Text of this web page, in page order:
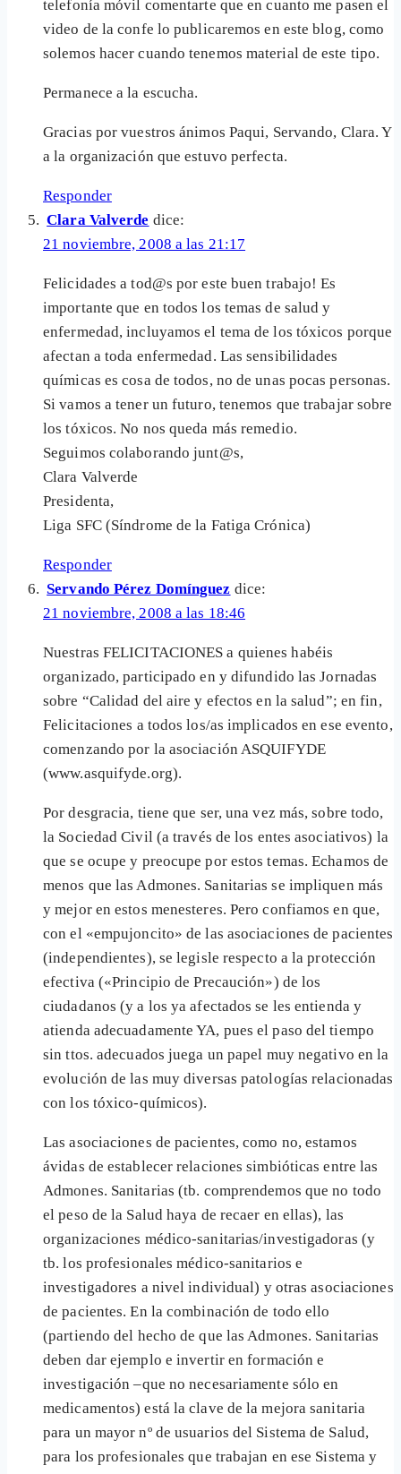
telefonía móvil comentarte que en cuanto me pasen el
video de la confe lo publicaremos en este blog, como
solemos hacer cuando tenemos material de este tipo.
Permanece a la escucha.
Gracias por vuestros ánimos Paqui, Servando, Clara. Y
a la organización que estuvo perfecta.
Responder
Clara Valverde dice:
21 noviembre, 2008 a las 21:17
Felicidades a tod@s por este buen trabajo! Es
importante que en todos los temas de salud y
enfermedad, incluyamos el tema de los tóxicos porque
afectan a toda enfermedad. Las sensibilidades
químicas es cosa de todos, no de unas pocas personas.
Si vamos a tener un futuro, tenemos que trabajar sobre
los tóxicos. No nos queda más remedio.
Seguimos colaborando junt@s,
Clara Valverde
Presidenta,
Liga SFC (Síndrome de la Fatiga Crónica)
Responder
Servando Pérez Domínguez dice:
21 noviembre, 2008 a las 18:46
Nuestras FELICITACIONES a quienes habéis
organizado, participado en y difundido las Jornadas
sobre “Calidad del aire y efectos en la salud”; en fin,
Felicitaciones a todos los/as implicados en ese evento,
comenzando por la asociación ASQUIFYDE
(www.asquifyde.org).
Por desgracia, tiene que ser, una vez más, sobre todo,
la Sociedad Civil (a través de los entes asociativos) la
que se ocupe y preocupe por estos temas. Echamos de
menos que las Admones. Sanitarias se impliquen más
y mejor en estos menesteres. Pero confiamos en que,
con el «empujoncito» de las asociaciones de pacientes
(independientes), se legisle respecto a la protección
efectiva («Principio de Precaución») de los
ciudadanos (y a los ya afectados se les entienda y
atienda adecuadamente YA, pues el paso del tiempo
sin ttos. adecuados juega un papel muy negativo en la
evolución de las muy diversas patologías relacionadas
con los tóxico-químicos).
Las asociaciones de pacientes, como no, estamos
ávidas de establecer relaciones simbióticas entre las
Admones. Sanitarias (tb. comprendemos que no todo
el peso de la Salud haya de recaer en ellas), las
organizaciones médico-sanitarias/investigadoras (y
tb. los profesionales médico-sanitarios e
investigadores a nivel individual) y otras asociaciones
de pacientes. En la combinación de todo ello
(partiendo del hecho de que las Admones. Sanitarias
deben dar ejemplo e invertir en formación e
investigación –que no necesariamente sólo en
medicamentos) está la clave de la mejora sanitaria
para un mayor nº de usuarios del Sistema de Salud,
para los profesionales que trabajan en ese Sistema y